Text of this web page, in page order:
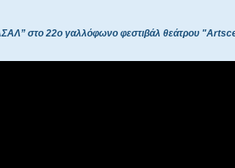
στο 22ο γαλλόφωνο φεστιβάλ θεάτρου